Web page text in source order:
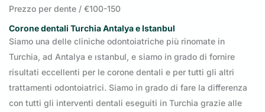
Prezzo per dente / €100-150
Corone dentali Turchia Antalya e Istanbul
Siamo una delle cliniche odontoiatriche più rinomate in
Turchia, ad Antalya e ıstanbul, e siamo in grado di fornire
risultati eccellenti per le corone dentali e per tutti gli altri
trattamenti odontoiatrici. Siamo in grado di fare la differenza
con tutti gli interventi dentali eseguiti in Turchia grazie alle